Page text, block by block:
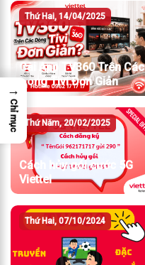
Thứ Hai, 14/04/2025
Cài App TV360 Trên Các
Dòng Tivi Đơn Giản
Thứ Năm, 20/02/2025
Cách hủy gói cước 5G
Viettel
Thứ Hai, 07/10/2024
→
Chỉ mục